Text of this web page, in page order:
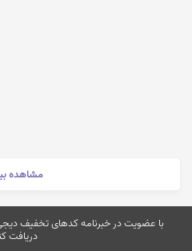
مشاهده
با عضویت در خبرنامه کدهای تخفیف دیجی
دریافت